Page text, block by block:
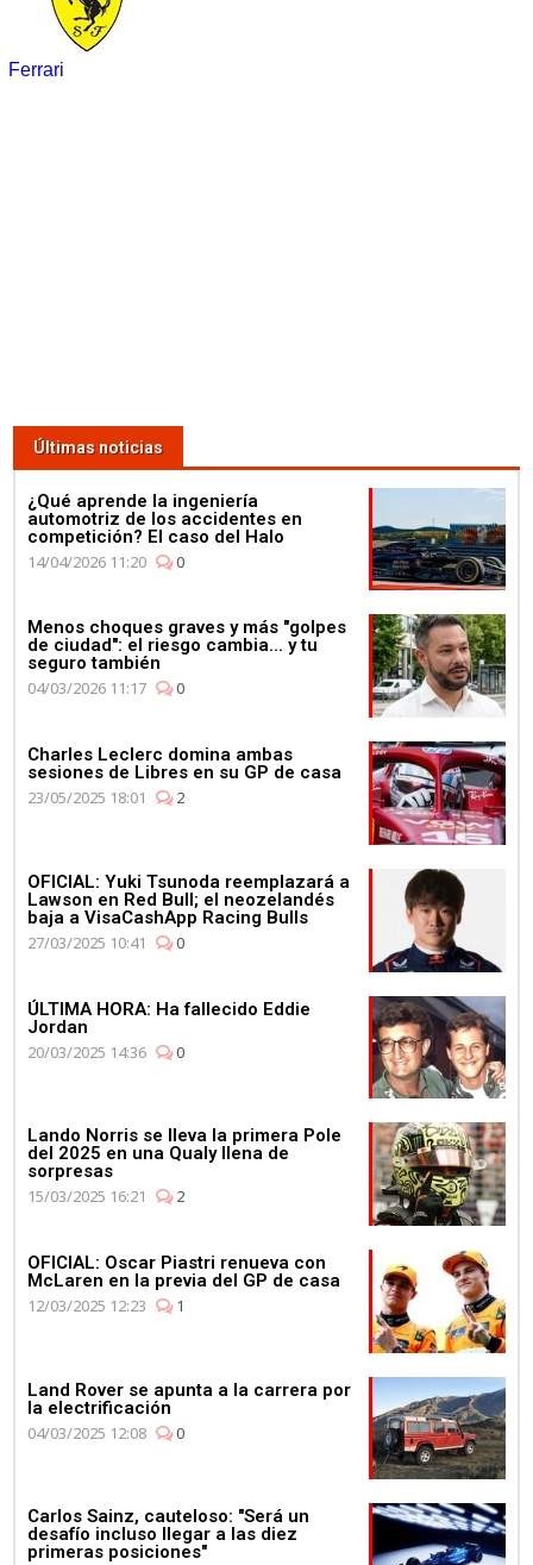
Ferrari
Últimas noticias
¿Qué aprende la ingeniería
automotriz de los accidentes en
competición? El caso del Halo
14/04/2026 11:20
0
Menos choques graves y más "golpes
de ciudad": el riesgo cambia... y tu
seguro también
04/03/2026 11:17
0
Charles Leclerc domina ambas
sesiones de Libres en su GP de casa
23/05/2025 18:01
2
OFICIAL: Yuki Tsunoda reemplazará a
Lawson en Red Bull; el neozelandés
baja a VisaCashApp Racing Bulls
27/03/2025 10:41
0
ÚLTIMA HORA: Ha fallecido Eddie
Jordan
20/03/2025 14:36
0
Lando Norris se lleva la primera Pole
del 2025 en una Qualy llena de
sorpresas
15/03/2025 16:21
2
OFICIAL: Oscar Piastri renueva con
McLaren en la previa del GP de casa
12/03/2025 12:23
1
Land Rover se apunta a la carrera por
la electrificación
04/03/2025 12:08
0
Carlos Sainz, cauteloso: "Será un
desafío incluso llegar a las diez
primeras posiciones"